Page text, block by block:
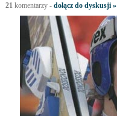
21komentarzy- dołącz do dyskusji »